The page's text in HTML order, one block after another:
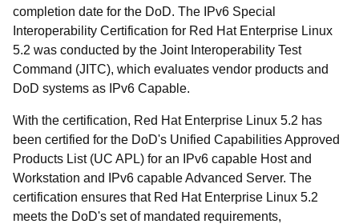
completion date for the DoD. The IPv6 Special
Interoperability Certification for Red Hat Enterprise Linux
5.2 was conducted by the Joint Interoperability Test
Command (JITC), which evaluates vendor products and
DoD systems as IPv6 Capable.
With the certification, Red Hat Enterprise Linux 5.2 has
been certified for the DoD's Unified Capabilities Approved
Products List (UC APL) for an IPv6 capable Host and
Workstation and IPv6 capable Advanced Server. The
certification ensures that Red Hat Enterprise Linux 5.2
meets the DoD's set of mandated requirements,